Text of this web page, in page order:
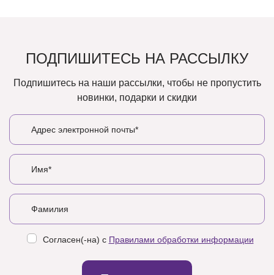
ПОДПИШИТЕСЬ НА РАССЫЛКУ
Подпишитесь на наши рассылки, чтобы не пропустить
новинки, подарки и скидки
Согласен(-на) с Правилами обработки информации